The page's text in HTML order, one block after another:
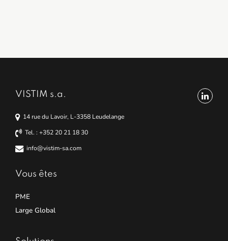
VISTIM s.a.
14 rue du Lavoir, L-3358 Leudelange
Tel. : +352 20 21 18 30
info@vistim-sa.com
Vous êtes
PME
Large Global